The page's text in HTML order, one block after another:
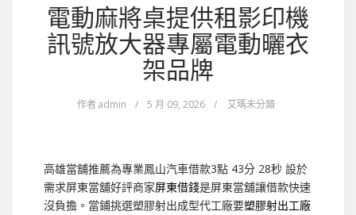
電動麻將桌提供租影印機
訊號放大器專屬電動曬衣
架品牌
作者admin / 5 月 09, 2026 / 艾瑪未分類
高雄當舖推薦為專業鳳山汽車借款3點 43分 28秒 設於
需求屏東當舖好評商家屏東借錢是屏東當舖讓借款快速
沒負擔。當鋪挑選塑膠射出成型代工廠要塑膠射出工廠